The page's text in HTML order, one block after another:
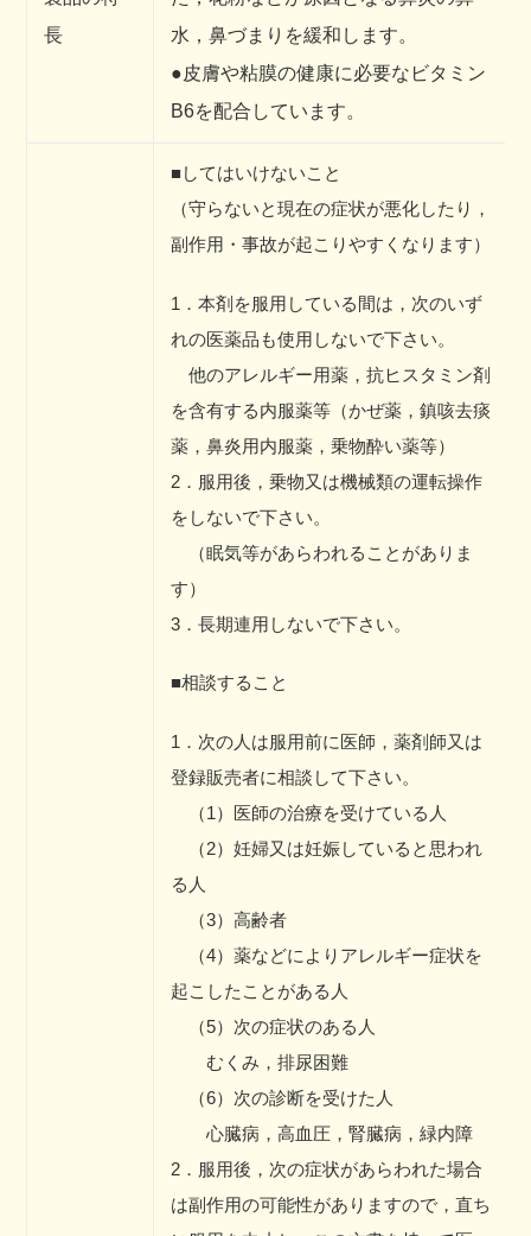
長
水，鼻づまりを緩和します。
●皮膚や粘膜の健康に必要なビタミン
B6を配合しています。
■してはいけないこと
（守らないと現在の症状が悪化したり，
副作用・事故が起こりやすくなります）
1．本剤を服用している間は，次のいず
れの医薬品も使用しないで下さい。
他のアレルギー用薬，抗ヒスタミン剤
を含有する内服薬等（かぜ薬，鎮咳去痰
薬，鼻炎用内服薬，乗物酔い薬等）
2．服用後，乗物又は機械類の運転操作
をしないで下さい。
（眠気等があらわれることがありま
す）
3．長期連用しないで下さい。
■相談すること
1．次の人は服用前に医師，薬剤師又は
登録販売者に相談して下さい。
（1）医師の治療を受けている人
（2）妊婦又は妊娠していると思われ
る人
（3）高齢者
（4）薬などによりアレルギー症状を
起こしたことがある人
（5）次の症状のある人
むくみ，排尿困難
（6）次の診断を受けた人
心臓病，高血圧，腎臓病，緑内障
2．服用後，次の症状があらわれた場合
は副作用の可能性がありますので，直ち